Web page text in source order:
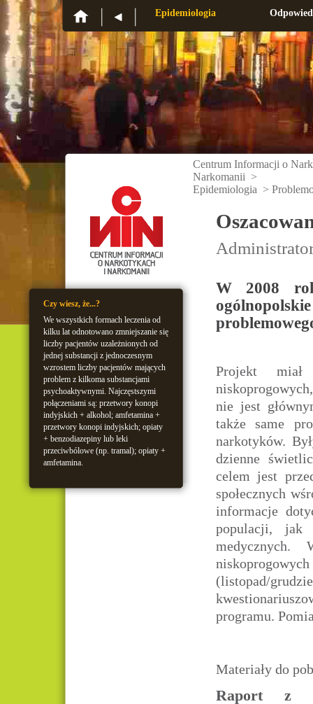
CINN Epidemiologia
Czy wiesz, że...?
We wszystkich formach leczenia od
kilku lat odnotowano zmniejszanie się
liczby pacjentów uzależnionych od
jednej substancji z jednoczesnym
wzrostem liczby pacjentów mających
problem z kilkoma substancjami
psychoaktywnymi. Najczęstszymi
połączeniami są: przetwory konopi
indyjskich + alkohol; amfetamina +
przetwory konopi indyjskich; opiaty
+ benzodiazepiny lub leki
przeciwbólowe (np. tramal); opiaty +
amfetamina.
Centrum Informacji o
Narkomanii >
Epidemiologia >
W 2008
Projekt
nie jest
także same
narkotyków.
dzienne
celem jest
społecznych
informacje
populacji, jak
medycznych.
(listopad/
programu.
Materiały do
Raport z